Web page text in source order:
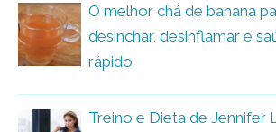
O melhor chá de banana
desinchar, desinflamar e
rápido
Treino e Dieta de Jennifer